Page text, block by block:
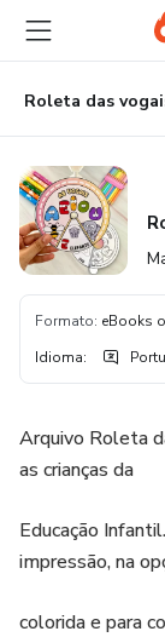
para
conteúdo
principal
para
pagamento
para
rodapé
Roleta das
Formato: eBooks
Idioma:
Arquivo Roleta
as crianças da
Educação
impressão, na
colorida e para